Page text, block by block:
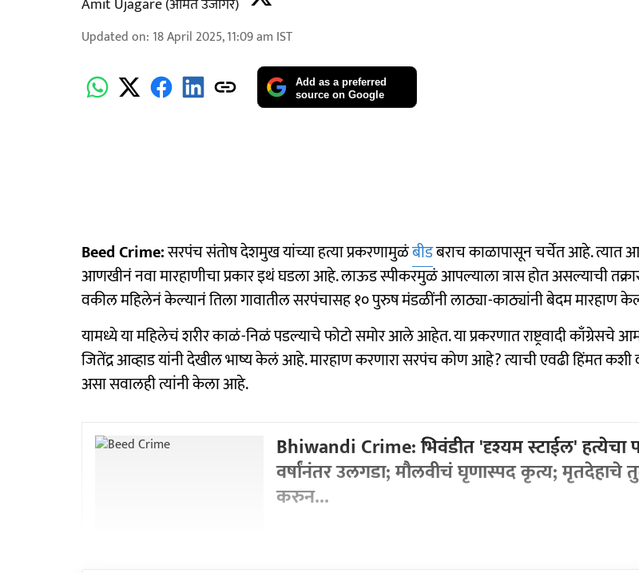
Amit Ujagare (अमित उजागरे)
Updated on: 18 April 2025, 11:09 am IST
Add as a preferred
source on Google
Beed Crime:सरपंच संतोष देशमुख यांच्या हत्या प्रकरणामुळंबीडबराच काळापासून चर्चेत आहे. त्यात
आणखीनं नवा मारहाणीचा प्रकार इथं घडला आहे. लाऊड स्पीकरमुळं आपल्याला त्रास होत असल्याची
वकील महिलेनं केल्यानं तिला गावातील सरपंचासह १० पुरुष मंडळींनी लाठ्या-काठ्यांनी बेदम मारहाण
यामध्ये या महिलेचं शरीर काळं-निळं पडल्याचे फोटो समोर आले आहेत. या प्रकरणात राष्ट्रवादी काँग्रेसचे
जितेंद्र आव्हाड यांनी देखील भाष्य केलं आहे. मारहाण करणारा सरपंच कोण आहे? त्याची एवढी हिंमत कशी
असा सवालही त्यांनी केला आहे.
Bhiwandi Crime: भिवंडीत 'दृश्यम स्टाईल' हत्येचा
वर्षांनंतर उलगडा; मौलवीचं घृणास्पद कृत्य; मृतदेहाचे
करुन...